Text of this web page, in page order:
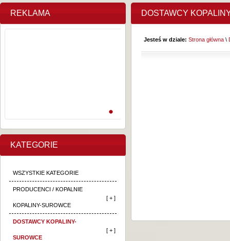
REKLAMA
KATEGORIE
WSZYSTKIE KATEGORIE
PRODUCENCI / KOPALNIE
KOPALINY-SUROWCE
[ + ]
DOSTAWCY KOPALINY-
SUROWCE
[ + ]
DOSTAWCY
Jesteś w dziale: Strona główna \